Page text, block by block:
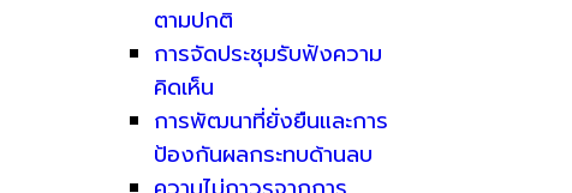
ตามปกติ
การจัดประชุมรับฟังความ
คิดเห็น
การพัฒนาที่ยั่งยืนและการ
ป้องกันผลกระทบด้านลบ